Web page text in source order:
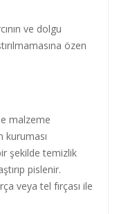
ve dolgu
özen
malzeme
kuruması
şekilde temizlik
pislenir.
veya tel fırçası ile